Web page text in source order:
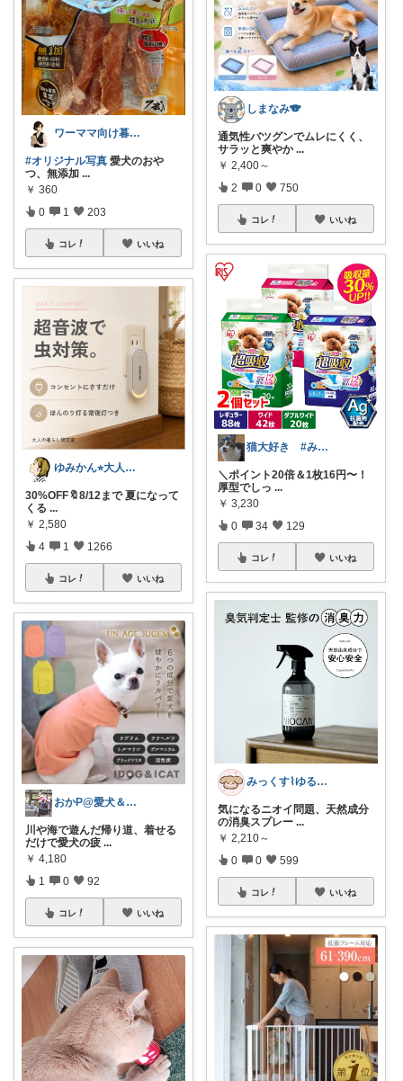
ワーママ向け暮らしの便利グッズROOM
#オリジナル写真 愛犬のおや
つ、無添加 ...
￥ 360
0 1 203
コレ いいね
ゆみかん⭐︎大人の暮らし研究室
30%OFF🔖8/12まで 夏になって
くる ...
￥ 2,580
4 1 1266
コレ いいね
おかP@愛犬＆電脳生活
川や海で遊んだ帰り道、着せる
だけで愛犬の疲 ...
￥ 4,180
1 0 92
コレ いいね
しまなみ🐨
通気性バツグンでムレにくく、
サラッと爽やか ...
￥ 2,400～
2 0 750
コレ いいね
猫大好き #みなさんのお気持ちに感謝
＼ポイント20倍＆1枚16円〜！
厚型でしっ ...
￥ 3,230
0 34 129
コレ いいね
みっくす⌇ゆる暮らし𓂃𖠿
気になるニオイ問題、天然成分
の消臭スプレー ...
￥ 2,210～
0 0 599
コレ いいね